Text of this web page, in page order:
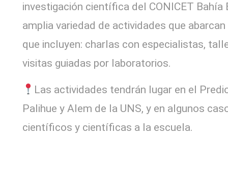
investigación científica del CONICET
amplia variedad de actividades que
que incluyen: charlas con especialistas,
visitas guiadas por laboratorios.
Las actividades tendrán lugar en el
Palihue y Alem de la UNS, y en algunos
científicos y científicas a la escuela.